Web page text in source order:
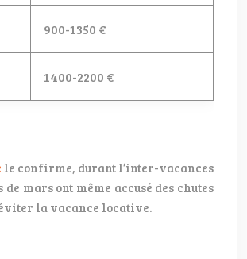
900-1350 €
1400-2200 €
le confirme, durant l’inter-vacances
mars ont même accusé des chutes
la vacance locative.